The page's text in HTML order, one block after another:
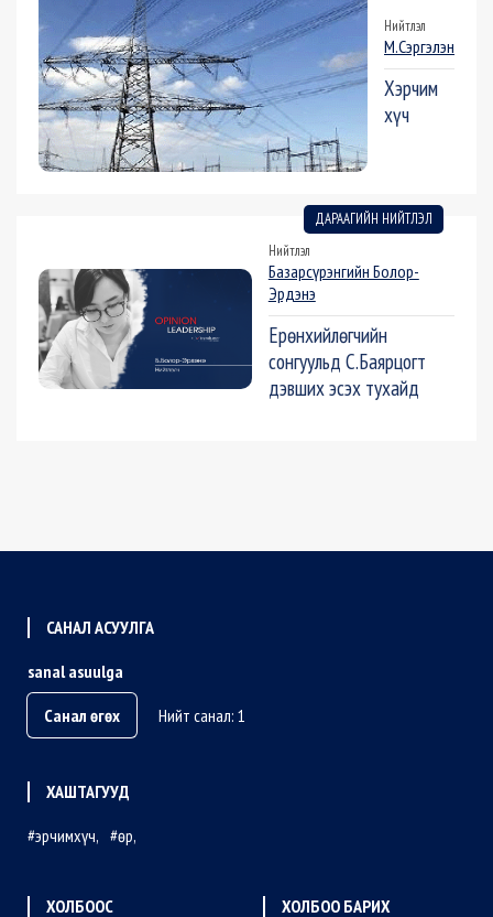
Нийтлэл
М.Сэргэлэн
Хэрчим
хүч
ДАРААГИЙН НИЙТЛЭЛ
Нийтлэл
Базарсүрэнгийн Болор-
Эрдэнэ
Ерөнхийлөгчийн
сонгуульд С.Баярцогт
дэвших эсэх тухайд
САНАЛ АСУУЛГА
sanal asuulga
Санал өгөх
Нийт санал: 1
ХАШТАГУУД
эрчимхүч
өр
ХОЛБООС ХОЛБОО БАРИХ